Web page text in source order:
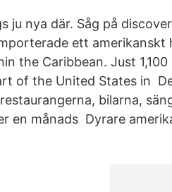
ju nya där. Såg på
ett amerikanskt
the Caribbean. Just 1,100
of the United States in
bilarna,
en månads Dyrare